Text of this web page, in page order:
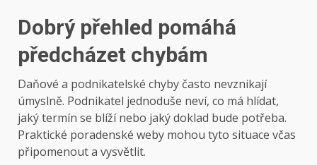
Dobrý přehled pomáhá
předcházet chybám
Daňové a podnikatelské chyby často nevznikají
úmyslně. Podnikatel jednoduše neví, co má hlídat,
jaký termín se blíží nebo jaký doklad bude potřeba.
Praktické poradenské weby mohou tyto situace včas
připomenout a vysvětlit.